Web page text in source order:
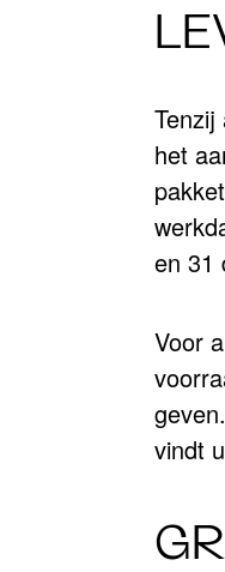
het
en 31
Voor
vindt